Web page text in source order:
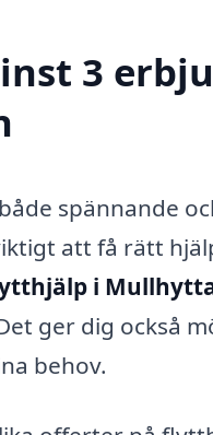
3
spännande
att få rätt
i
ger dig också
behov.